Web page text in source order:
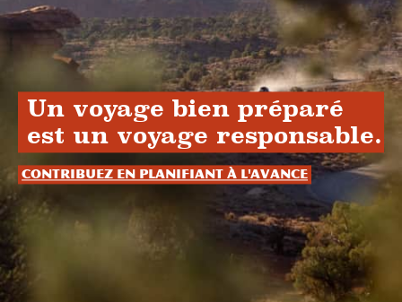
Un voyage bien préparé
est un voyage responsable.
Contribuez en planifiant à l'avance